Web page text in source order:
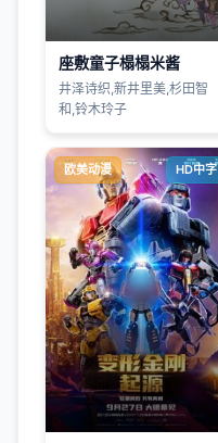
座敷童子榻榻米酱
井泽诗织,新井里美,杉田智
和,铃木玲子
欧美动漫 HD中字